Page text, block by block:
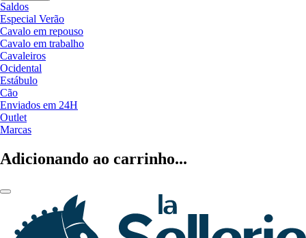
Saldos
Especial Verão
Cavalo em repouso
Cavalo em trabalho
Cavaleiros
Ocidental
Estábulo
Cão
Enviados em 24H
Outlet
Marcas
Adicionando ao carrinho...